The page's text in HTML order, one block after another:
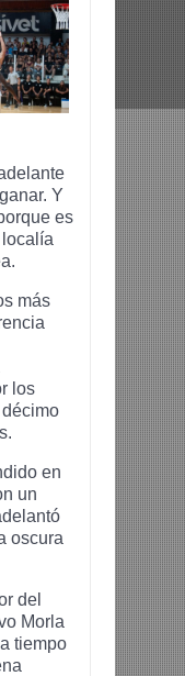
Y
es
más
los
en
un
oscura
del
Morla
tiempo